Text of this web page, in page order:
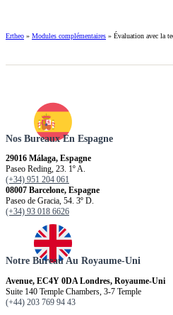
Ertheo » Modules complémentaires » Évaluation avec la
Nos Bureaux En Espagne
29016 Málaga, Espagne
Paseo Reding, 23. 1º A.
(+34) 951 204 061
08007 Barcelone, Espagne
Paseo de Gracia, 54. 3º D.
(+34) 93 018 6626
Notre Bureau Au Royaume-Uni
Avenue, EC4Y 0DA Londres, Royaume-Uni
Suite 140 Temple Chambers, 3-7 Temple
(+44) 203 769 94 43